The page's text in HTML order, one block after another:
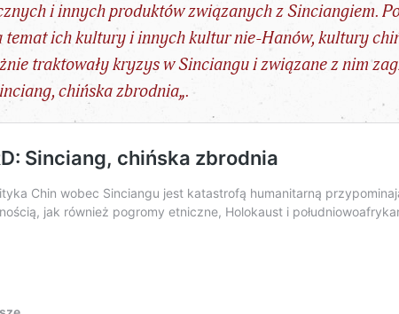
i innych produktów związanych z Sinciangiem.
ich kultury i innych kultur nie-Hanów, kultury
traktowały kryzys w Sinciangu i związane z nim
chińska zbrodnia„.